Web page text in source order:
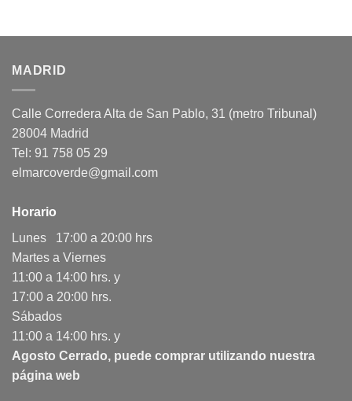
MADRID
Calle Corredera Alta de San Pablo, 31 (metro Tribunal)
28004 Madrid
Tel: 91 758 05 29
elmarcoverde@gmail.com
Horario
Lunes 17:00 a 20:00 hrs
Martes a Viernes
11:00 a 14:00 hrs. y
17:00 a 20:00 hrs.
Sábados
11:00 a 14:00 hrs. y
Agosto Cerrado, puede comprar utilizando nuestra
página web